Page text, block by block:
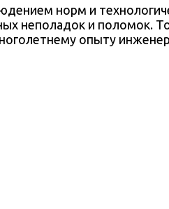
норм и
неполадок и поломок.
опыту